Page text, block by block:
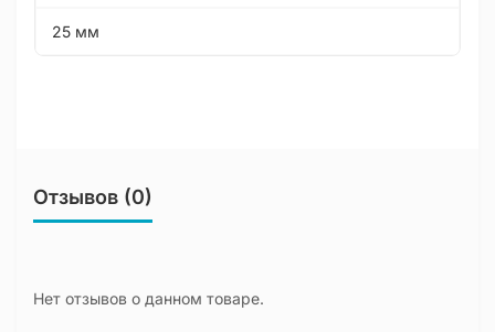
25 мм
Отзывов (0)
Нет отзывов о данном товаре.